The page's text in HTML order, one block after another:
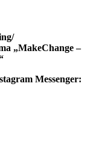
„MakeChange –
Messenger: